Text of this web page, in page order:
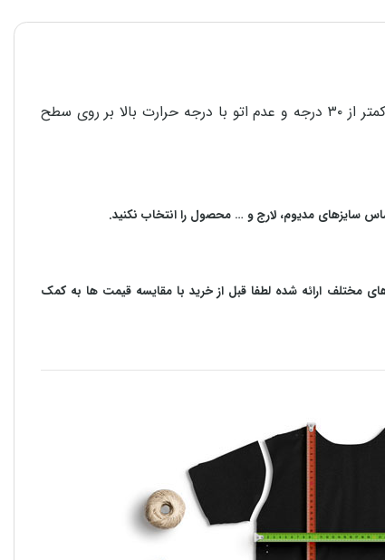
برای استحکام و دوام هر چه بیشتر محصولات در امر شستشو، پشت و رو کردن لباس قبل از شستشو، استفاده از مایع شوینده، آب گرم کمتر از ۳۰ درجه و عدم اتو با درجه حرارت بالا بر روی سطح
سایزهای مدیوم، لارج و … محصول را انتخاب نکنید.
مختلف ارائه شده لطفا قبل از خرید با مقایسه قیمت ها به کمک